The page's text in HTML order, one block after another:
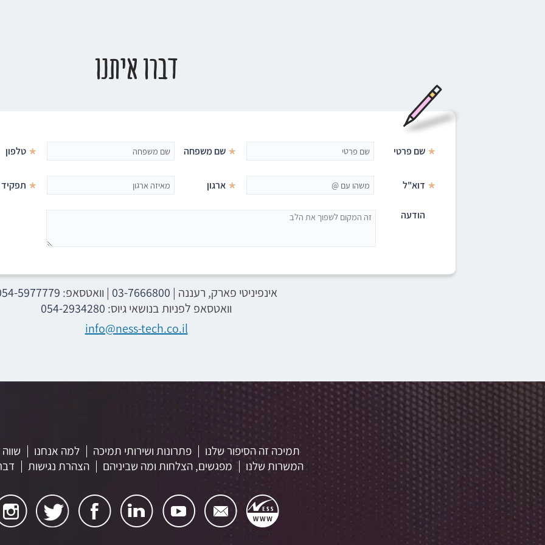
דברו איתנו
שם פרטי * שם משפחה * טלפון *
דוא"ל * ארגון * תפקיד *
הודעה
אינפיניטי פארק, רעננה |
03-7666800 | וואטסאפ: 5977779
וואטסאפ לפניות בנושאי גיוס: 054-2934280
info@ness-tech.co.il
תמיכה זה הסיפור שלנו פתרונות ושירותי תמיכה למה אנחנו
המשרות שלנו
מפגשים, הצלחות ומה שביניהם הצהרת נגישות